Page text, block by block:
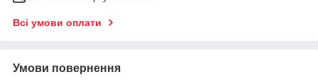
Всі умови оплати
Умови повернення